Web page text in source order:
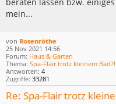
mein...
von Rosenröthe
25 Nov 2021 14:56
Forum: Haus & Garten
Thema: Spa-Flair trotz kleinem Bad?!
Antworten: 4
Zugriffe: 33281
Re: Spa-Flair trotz